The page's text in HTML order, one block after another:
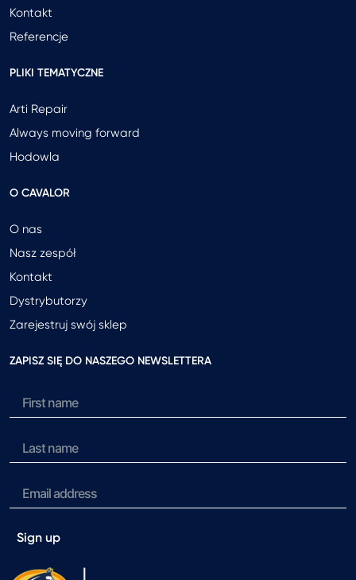
Kontakt
Referencje
PLIKI TEMATYCZNE
Arti Repair
Always moving forward
Hodowla
O CAVALOR
O nas
Nasz zespół
Kontakt
Dystrybutorzy
Zarejestruj swój sklep
ZAPISZ SIĘ DO NASZEGO NEWSLETTERA
Sign up